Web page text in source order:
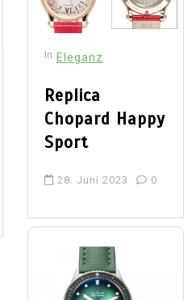
In Eleganz
Replica
Chopard Happy
Sport
28. Juni 2023 0